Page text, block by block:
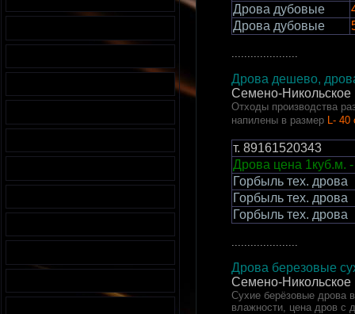
Дрова дубовые
Дрова дубовые
Дрова дешево,
Семено-Никольское
Отходы производства
напилены в размер L- 40
т. 89161520343
Дрова цена 1куб.м.
Горбыль тех. дрова
Горбыль тех. дрова
Горбыль тех. дрова
Дрова березовые
Семено-Никольское
Сухие берёзовые дрова
влажности, цена дров с